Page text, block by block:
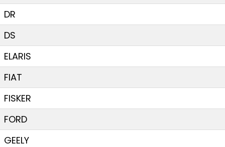
DR
DS
ELARIS
FIAT
FISKER
FORD
GEELY